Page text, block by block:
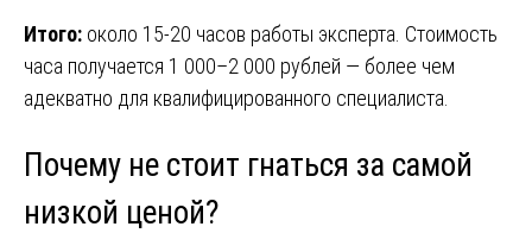
Итого: около 15-20 часов работы эксперта. Стоимость
часа получается 1 000–2 000 рублей — более чем
адекватно для квалифицированного специалиста.
Почему не стоит гнаться за самой
низкой ценой?